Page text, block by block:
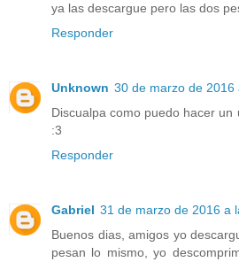
ya las descargue pero las dos
Responder
Unknown 30 de marzo de 2016
Discualpa como puedo hacer
:3
Responder
Gabriel 31 de marzo de 2016 a
Buenos dias, amigos yo
pesan lo mismo, yo